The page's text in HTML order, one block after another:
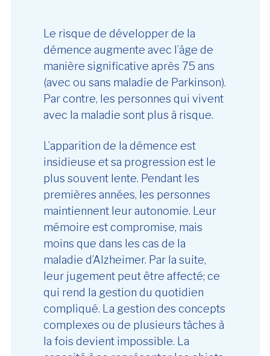
Le risque de développer de la
démence augmente avec l’âge de
manière significative après 75 ans
(avec ou sans maladie de Parkinson).
Par contre, les personnes qui vivent
avec la maladie sont plus à risque.
L’apparition de la démence est
insidieuse et sa progression est le
plus souvent lente. Pendant les
premières années, les personnes
maintiennent leur autonomie. Leur
mémoire est compromise, mais
moins que dans les cas de la
maladie d’Alzheimer. Par la suite,
leur jugement peut être affecté; ce
qui rend la gestion du quotidien
compliqué. La gestion des concepts
complexes ou de plusieurs tâches à
la fois devient impossible. La